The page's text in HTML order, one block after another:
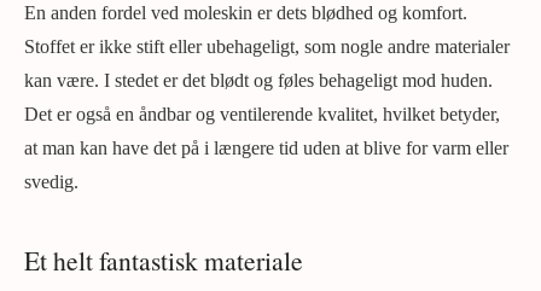
En anden fordel ved moleskin er dets blødhed og komfort.
Stoffet er ikke stift eller ubehageligt, som nogle andre materialer
kan være. I stedet er det blødt og føles behageligt mod huden.
Det er også en åndbar og ventilerende kvalitet, hvilket betyder,
at man kan have det på i længere tid uden at blive for varm eller
svedig.
Et helt fantastisk materiale